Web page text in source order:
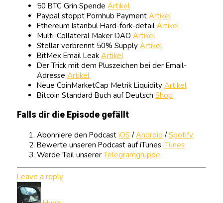
50 BTC Grin Spende Artikel
Paypal stoppt Pornhub Payment Artikel
Ethereum Istanbul Hard-fork-detail Artikel
Multi-Collateral Maker DAO Artikel
Stellar verbrennt 50% Supply Artikel
BitMex Email Leak Artikel
Der Trick mit dem Pluszeichen bei der Email-
Adresse Artikel
Neue CoinMarketCap Metrik Liquidity Artikel
Bitcoin Standard Buch auf Deutsch Shop
Falls dir die Episode gefällt
Abonniere den Podcast iOS /Android /Spotify
Bewerte unseren Podcast auf iTunes iTunes
Werde Teil unserer Telegramgruppe
Leave a reply